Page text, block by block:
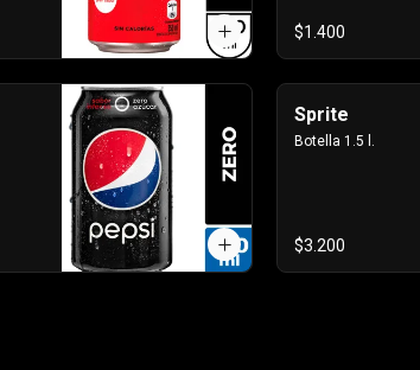
$1.400
Sprite
Botella 1.5 l.
$3.200